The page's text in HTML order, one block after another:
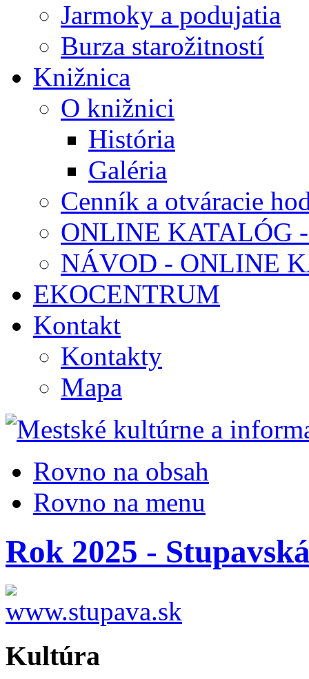
Jarmoky a podujatia
Burza starožitností
Knižnica
O knižnici
História
Galéria
Cenník a otváracie
ONLINE KATALÓG
NÁVOD - ONLINE
EKOCENTRUM
Kontakt
Kontakty
Mapa
Rovno na obsah
Rovno na menu
Rok 2025 -
Kultúra